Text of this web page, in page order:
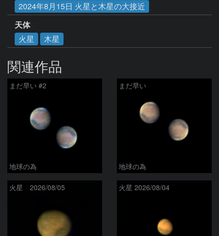
2024年8月15日 火星と木星の大接近
天体
火星
木星
関連作品
まだ早い #2
地球の為
まだ早い
地球の為
火星 2026/08/05 火星 2026/08/04